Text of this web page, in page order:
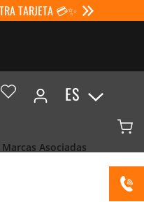
TARJETA 💳✨
ES
Asociadas